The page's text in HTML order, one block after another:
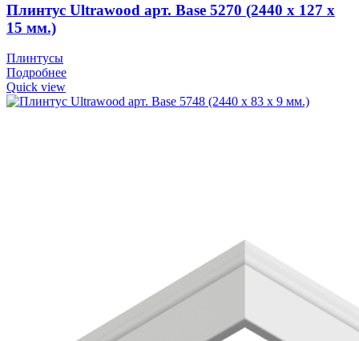
Плинтус Ultrawood арт. Base 5270 (2440 x 127 x
15 мм.)
Плинтусы
Подробнее
Quick view